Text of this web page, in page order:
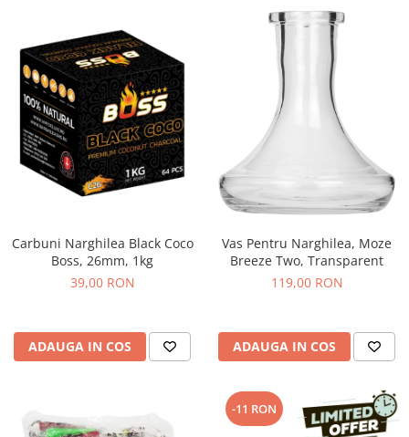
Carbuni Narghilea Black Coco
Boss, 26mm, 1kg
39,00 RON
ADAUGA IN COS
Vas Pentru Narghilea, Moze
Breeze Two, Transparent
119,00 RON
ADAUGA IN COS
-11 RON